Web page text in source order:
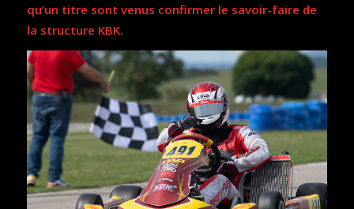
qu’un titre sont venus confirmer le savoir-faire de
la structure KBK.